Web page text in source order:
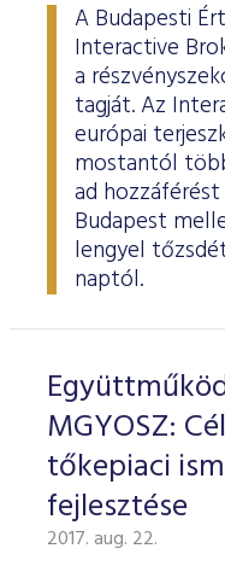
A Budapesti
Interactive
a
tagját. Az
európai
mostantól
ad
Budapest
lengyel
naptól.
MGYOSZ:
tőkepiaci
fejlesztése
2017. aug. 22.